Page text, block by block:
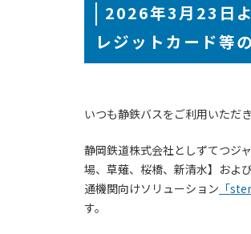
2026年3月23日
レジットカード等
いつも静鉄バスをご利用いただ
静岡鉄道株式会社としずてつジ
場、草薙、桜橋、新清水】およ
通機関向けソリューション 「
す。